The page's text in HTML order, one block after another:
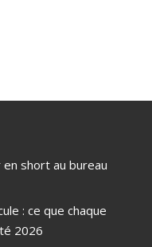
short au bureau
: ce que chaque
2026